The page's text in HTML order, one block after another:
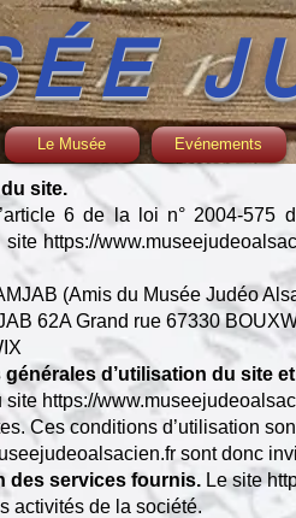
Le Musée Evénements
site.
6 de la loi n° 2004-575
sitehttps://
(Amis du Musée Judéo
62A Grand rue 67330
d’utilisation du site
site https://
Ces conditions d’utilisation
sont donc
des services fournis. Le site
activités de la société.